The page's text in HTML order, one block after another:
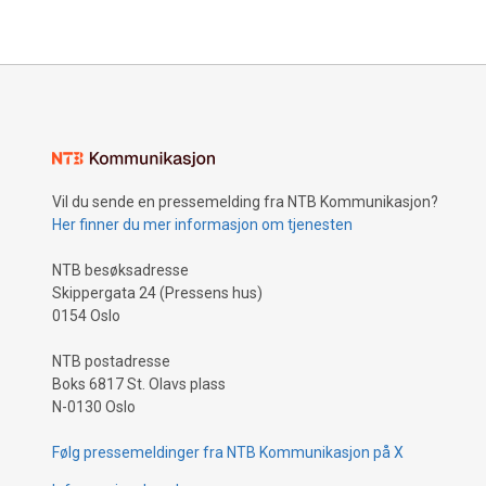
now
Vil du sende en pressemelding fra NTB Kommunikasjon?
Her finner du mer informasjon om tjenesten
NTB besøksadresse
Skippergata 24 (Pressens hus)
0154 Oslo
NTB postadresse
Boks 6817 St. Olavs plass
N-0130 Oslo
Følg pressemeldinger fra NTB Kommunikasjon på X